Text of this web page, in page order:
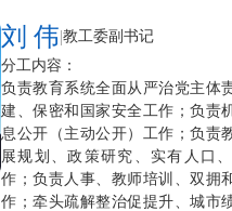
刘 伟|教工委副书记
分工内容：
负责教育系统全面从严治党主体
建、保密和国家安全工作；负责
息公开（主动公开）工作；负责
展规划、政策研究、实有人口
作；负责人事、教师培训、双拥
作；牵头疏解整治促提升、城市